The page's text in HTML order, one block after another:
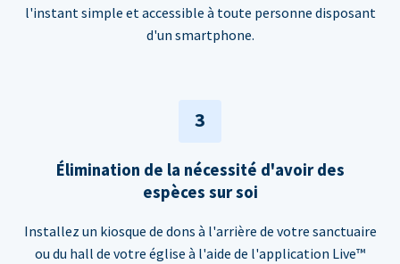
l'instant simple et accessible à toute personne disposant
d'un smartphone.
3
Élimination de la nécessité d'avoir des
espèces sur soi
Installez un kiosque de dons à l'arrière de votre sanctuaire
ou du hall de votre église à l'aide de l'application Live™